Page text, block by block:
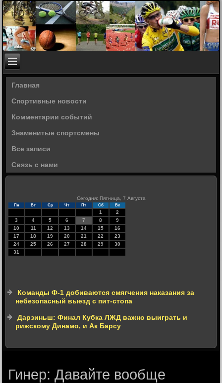
Главная
Спортивные новости
Комментарии событий
Знаменитые спортсмены
Все записи
Связь с нами
Сегодня: Пятница, 7 Августа
Пн Вт Ср Чт Пт Сб Вс
1
2
3
4 5 6 7 8
9
10
11 12 13 14 15
16
17
18 19 20 21 22
23
24
25 26 27 28 29
30
31
Команды Ф-1 добиваются смягчения наказания за
небезопасный выезд с пит-стопа
Дарзиньш: Финал Кубка ЛЖД важно выиграть и
рижскому Динамо, и Ак Барсу
Гинер: Давайте вообще